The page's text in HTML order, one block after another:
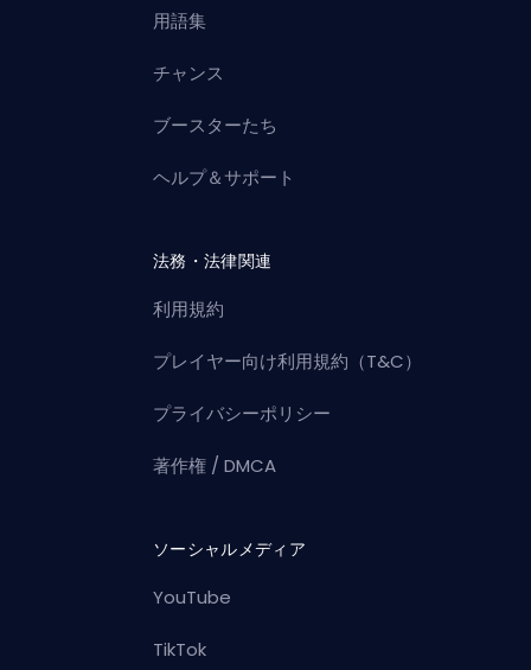
用語集
チャンス
ブースターたち
ヘルプ＆サポート
法務・法律関連
利用規約
プレイヤー向け利用規約（T&C）
プライバシーポリシー
著作権 / DMCA
ソーシャルメディア
YouTube
TikTok